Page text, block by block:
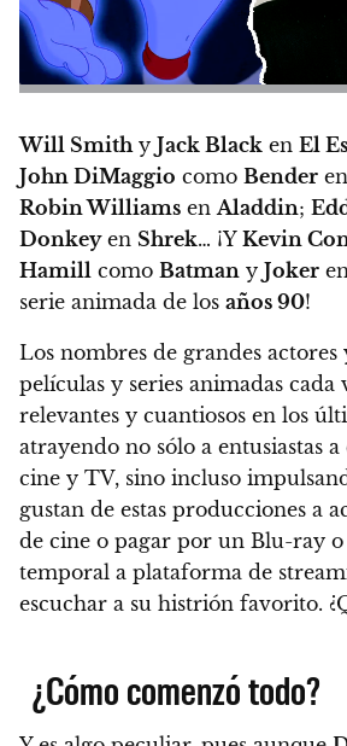
Will Smithy Jack Black en El
John DiMaggio como Bender en
Robin Williams enAladdin;
Donkeyen Shrek… ¡Y Kevin
Hamill como Batman y Joker
serie animada de los años 90!
Los nombres de grandes actores
películas y series animadas cada
relevantes y cuantiosos en los
atrayendo no sólo a entusiastas
cine y TV, sino incluso
gustan de estas producciones a
de cine o pagar por un Blu-ray
temporal a plataforma de
escuchar a su histrión favorito.
¿Cómo comenzó todo?